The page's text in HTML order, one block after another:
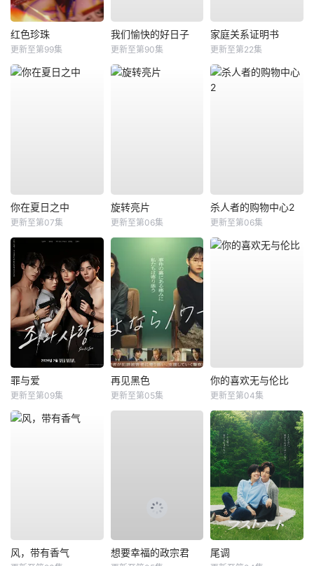
红色珍珠
更新至第99集
我们愉快的好日子
更新至第90集
家庭关系证明书
更新至第22集
你在夏日之中
更新至第07集
旋转亮片
更新至第06集
杀人者的购物中心2
更新至第06集
罪与爱
更新至第09集
再见黑色
更新至第05集
你的喜欢无与伦比
更新至第04集
风，带有香气 想要幸福的政宗君 尾调